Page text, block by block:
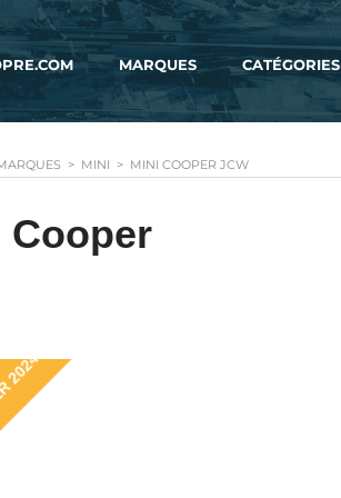
MARQUES CATÉGORIES
> MINI > MINI COOPER JCW
Cooper